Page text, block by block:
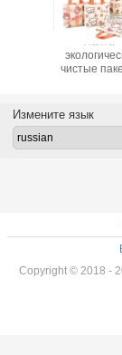
Пахта
чистые
Измените язык
Copyright © 2018 -